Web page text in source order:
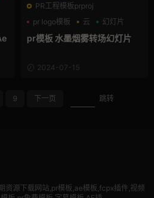
PR工程模板prproj
pr logo模板
云 幻灯片
pr模板 水墨烟雾转场幻灯片
2024-07-15
9 下一页 跳转
资源下载网站,pr模板,ae模板,fcpx插件,视频